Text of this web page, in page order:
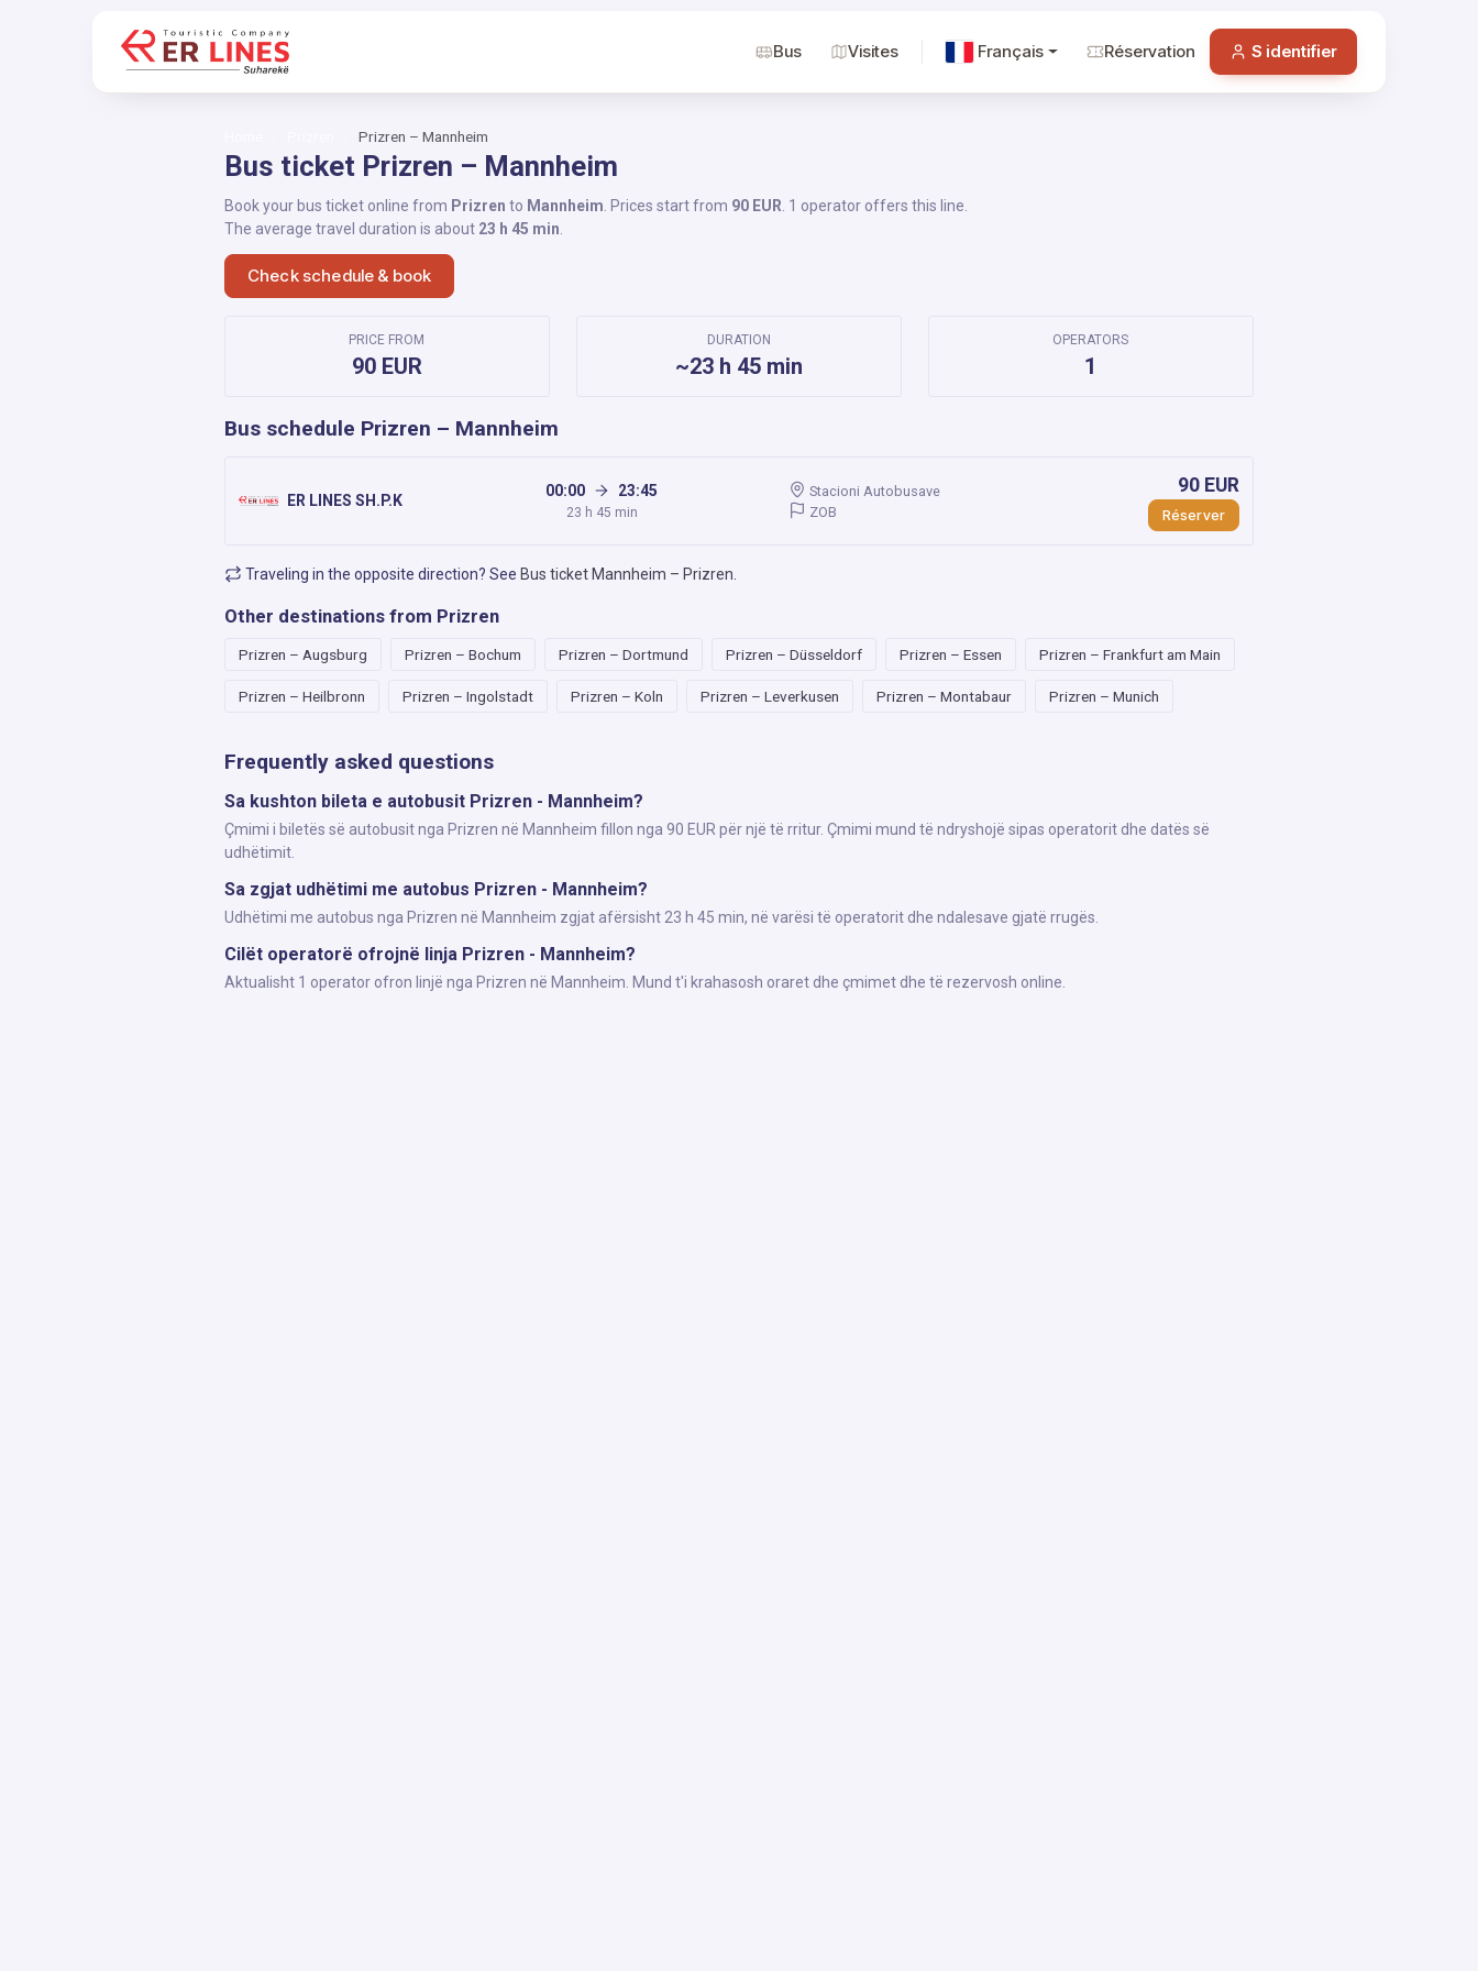
Bus Visites Français Réservation S identifier
Prizren – Mannheim
Bus ticket Prizren – Mannheim
Book your bus ticket online from Prizren to Mannheim . Prices start from 90 EUR . 1 operator offers this line.
The average travel duration is about 23 h 45 min
Check schedule & book
PRICE FROM
90 EUR
DURATION
~23 h 45 min
OPERATORS
1
Bus schedule Prizren – Mannheim
ER LINES SH.P.K
00:00 23:45
23 h 45 min
Stacioni Autobusave
ZOB
90 EUR
Réserver
Traveling in the opposite direction? See Bus ticket Mannheim – Prizren
Other destinations from Prizren
Prizren – Augsburg Prizren – Bochum Prizren – Dortmund Prizren – Düsseldorf Prizren – Essen Prizren – Frankfurt am Main
Prizren – Heilbronn Prizren – Ingolstadt Prizren – Koln Prizren – Leverkusen Prizren – Montabaur Prizren – Munich
Frequently asked questions
Sa kushton bileta e autobusit Prizren - Mannheim?
Çmimi i biletës së autobusit nga Prizren në Mannheim fillon nga 90 EUR për një të rritur. Çmimi mund të ndryshojë sipas operatorit dhe datës së
udhëtimit.
Sa zgjat udhëtimi me autobus Prizren - Mannheim?
Udhëtimi me autobus nga Prizren në Mannheim zgjat afërsisht 23 h 45 min, në varësi të operatorit dhe ndalesave gjatë rrugës.
Cilët operatorë ofrojnë linja Prizren - Mannheim?
Aktualisht 1 operator ofron linjë nga Prizren në Mannheim. Mund t'i krahasosh oraret dhe çmimet dhe të rezervosh online.